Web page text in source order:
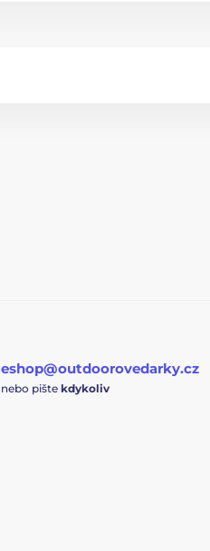
eshop@outdoorovedarky.cz
nebo pište kdykoliv